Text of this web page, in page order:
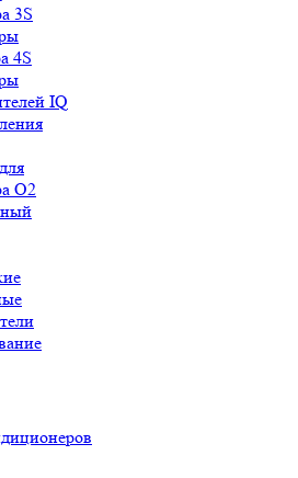
3S
4S
IQ
O2